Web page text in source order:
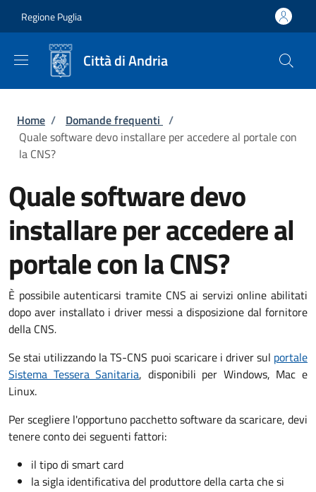
Regione Puglia
Città di Andria
Briciole di pane
Home / Domande frequenti /
Quale software devo installare per accedere al portale con
la CNS?
Quale software devo
installare per accedere al
portale con la CNS?
È possibile autenticarsi tramite CNS ai servizi online abilitati
dopo aver installato i driver messi a disposizione dal fornitore
della CNS.
Se stai utilizzando la TS-CNS puoi scaricare i driver sul portale
Sistema Tessera Sanitaria, disponibili per Windows, Mac e
Linux.
Per scegliere l'opportuno pacchetto software da scaricare, devi
tenere conto dei seguenti fattori:
il tipo di smart card
la sigla identificativa del produttore della carta che si